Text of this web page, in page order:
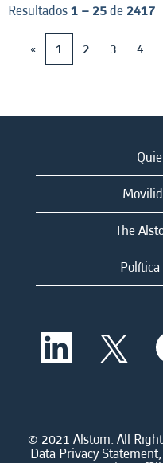
Resultados1 – 25de 2417
«
1 2 3 4
The
S
a
n
u
S
e
a
n
u
S
e
a
n
u
© 2021 Alstom. All
Data Privacy